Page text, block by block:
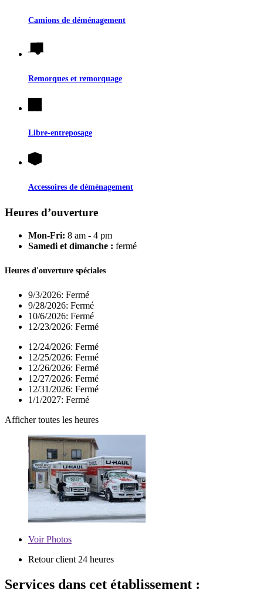
Camions de déménagement
Remorques et remorquage
Libre-entreposage
Accessoires de déménagement
Heures d’ouverture
Mon-Fri: 8 am - 4 pm
Samedi et dimanche : fermé
Heures d'ouverture spéciales
9/3/2026: Fermé
9/28/2026: Fermé
10/6/2026: Fermé
12/23/2026: Fermé
12/24/2026: Fermé
12/25/2026: Fermé
12/26/2026: Fermé
12/27/2026: Fermé
12/31/2026: Fermé
1/1/2027: Fermé
Afficher toutes les heures
VoirPhotos
Retour client 24 heures
Services dans cet établissement :